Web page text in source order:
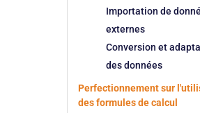
Importation de
externes
Conversion et
des données
Perfectionnement sur
des formules de calcul